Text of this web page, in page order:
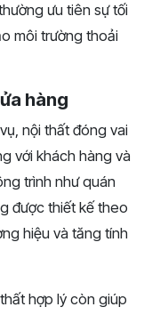
ưu tiên sự tối
môi trường thoải
hàng
nội thất đóng vai
với khách hàng và
trình như quán
được thiết kế theo
hiệu và tăng tính
hợp lý còn giúp